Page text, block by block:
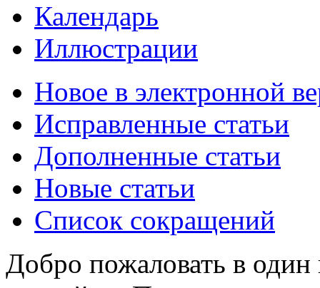
Календарь
Иллюстрации
Новое в электронной
Исправленные статьи
Дополненные статьи
Новые статьи
Список сокращений
Добро пожаловать в